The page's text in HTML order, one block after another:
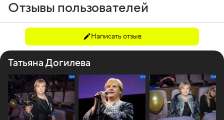
Отзывы пользователей
Написать отзыв
Татьяна Догилева